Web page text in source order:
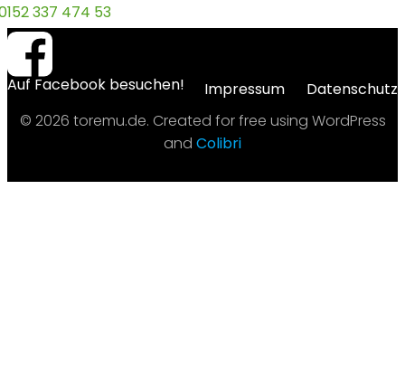
337 474 53
Auf Facebook besuchen! Impressum
Datenschutz
© 2026 toremu.de. Created for free using WordPress
and Colibri